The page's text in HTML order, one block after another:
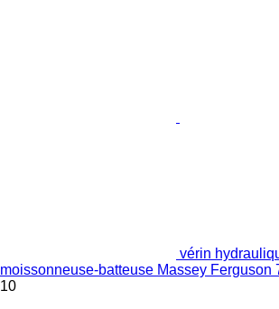
vérin
moissonneuse-batteuse Massey Ferguson
10